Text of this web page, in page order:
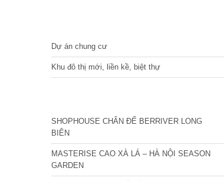
Dự án chung cư
Khu đô thị mới, liền kề, biệt thự
SHOPHOUSE CHÂN ĐẾ BERRIVER LONG
BIÊN
MASTERISE CAO XÀ LÁ – HÀ NỘI SEASON
GARDEN